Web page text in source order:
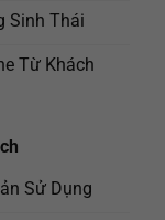
Sinh Thái
Từ Khách
Sử Dụng